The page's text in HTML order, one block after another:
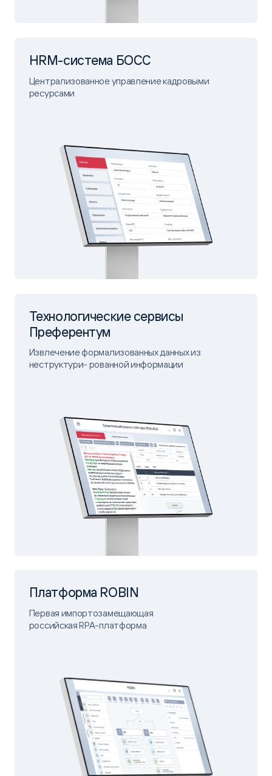
HRM-система БОСС
Централизованное управление кадровыми
ресурсами
Технологические сервисы
Преферентум
Извлечение формализованных данных из
неструктури- рованной информации
Платформа ROBIN
Первая импортозамещающая
российская RPA-платформа